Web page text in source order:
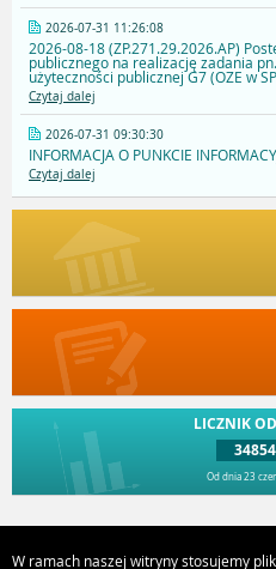
2026-07-31 11:26:08
2026-08-18 (ZP.271.29.2026.AP)
publicznego na realizację zadania
użyteczności publicznej G7 (OZE w
Czytaj dalej
2026-07-31 09:30:30
INFORMACJA O PUNKCIE
Czytaj dalej
LICZNIK
Od dnia 23
W ramach naszej witryny stosujemy